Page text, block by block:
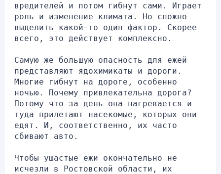
вредителей и потом гибнут сами. Играет
роль и изменение климата. Но сложно
выделить какой-то один фактор. Скорее
всего, это действует комплексно.
Самую же большую опасность для ежей
представляют ядохимикаты и дороги.
Многие гибнут на дороге, особенно
ночью. Почему привлекательна дорога?
Потому что за день она нагревается и
туда прилетают насекомые, которых они
едят. И, соответственно, их часто
сбивают авто.
Чтобы ушастые ежи окончательно не
исчезли в Ростовской области, их